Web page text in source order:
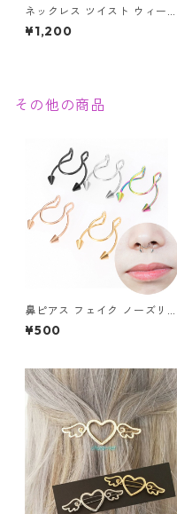
ネックレス ツイスト ウィート
チェーン ロープ 編み込み シン
プル ステンレス シルバー メン
¥1,200
その他の商品
鼻ピアス フェイク ノーズリン
グ ボディピアス セプタム ステ
ンレス ノンホール 挟む フェイ
リー
¥500